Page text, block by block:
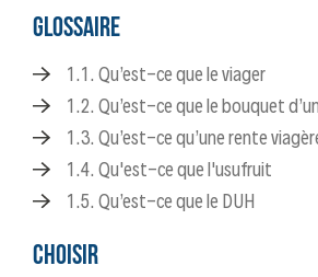
GLOSSAIRE
1.1. Qu’est-ce que le viager
1.2. Qu’est-ce que le bouquet
1.3. Qu’est-ce qu’une rente
1.4. Qu'est-ce que l'usufruit
1.5. Qu’est-ce que le DUH
CHOISIR